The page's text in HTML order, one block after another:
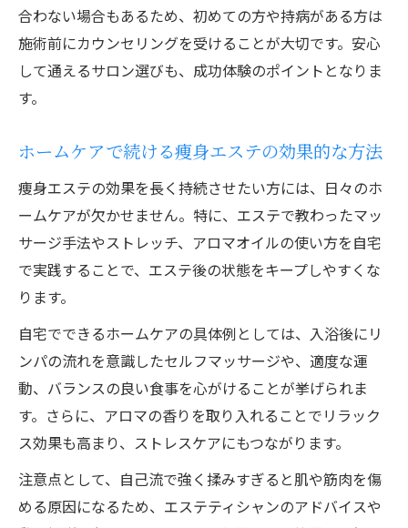
合わない場合もあるため、初めての方や持病がある方は
施術前にカウンセリングを受けることが大切です。安心
して通えるサロン選びも、成功体験のポイントとなりま
す。
ホームケアで続ける痩身エステの効果的な方法
痩身エステの効果を長く持続させたい方には、日々のホ
ームケアが欠かせません。特に、エステで教わったマッ
サージ手法やストレッチ、アロマオイルの使い方を自宅
で実践することで、エステ後の状態をキープしやすくな
ります。
自宅でできるホームケアの具体例としては、入浴後にリ
ンパの流れを意識したセルフマッサージや、適度な運
動、バランスの良い食事を心がけることが挙げられま
す。さらに、アロマの香りを取り入れることでリラック
ス効果も高まり、ストレスケアにもつながります。
注意点として、自己流で強く揉みすぎると肌や筋肉を傷
める原因になるため、エステティシャンのアドバイスや